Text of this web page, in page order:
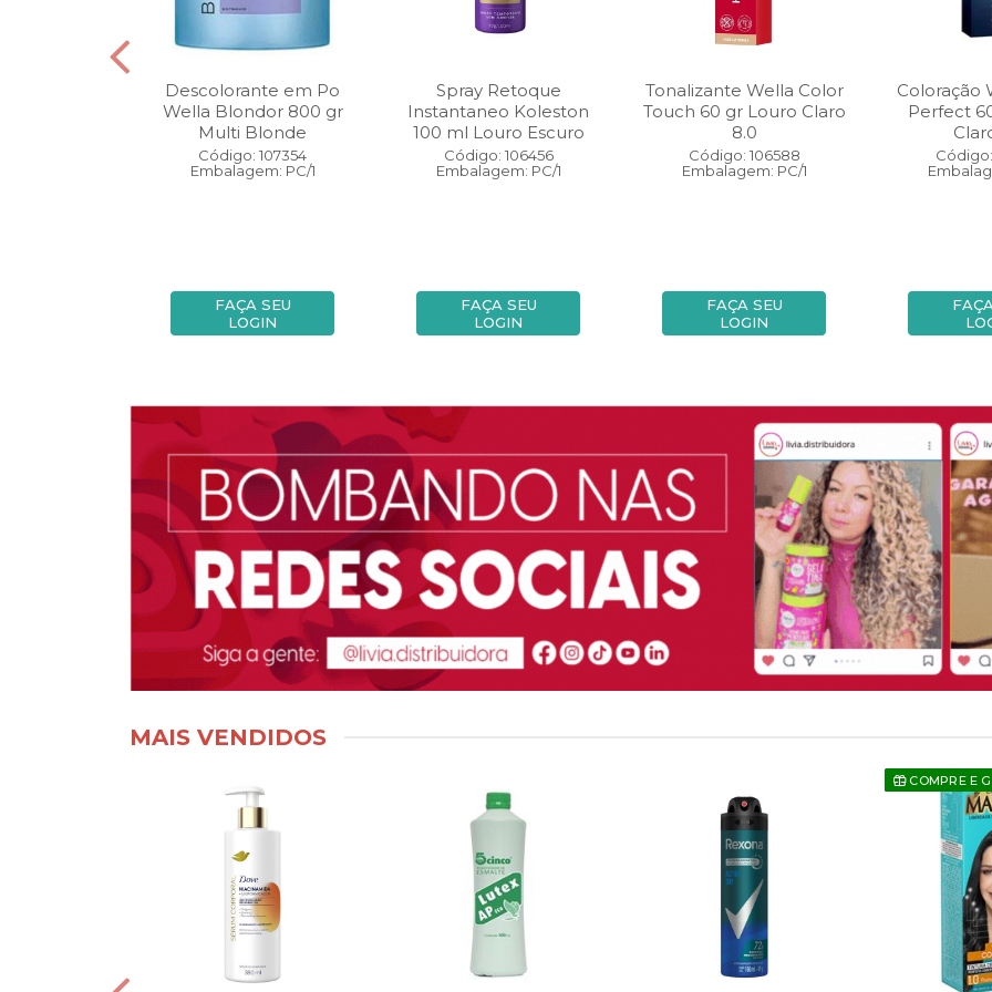
Descolorante em Po
Wella Blondor 800 gr
Multi Blonde
Código: 107354
Embalagem: PC/1
FAÇA SEU
LOGIN
Spray Retoque
Instantaneo Koleston
100 ml Louro Escuro
Código: 106456
Embalagem: PC/1
FAÇA SEU
LOGIN
Tonalizante Wella Color
Touch 60 gr Louro Claro
8.0
Código: 106588
Embalagem: PC/1
FAÇA SEU
LOGIN
Coloração
Perfect
MAIS VENDIDOS
COMPRE E